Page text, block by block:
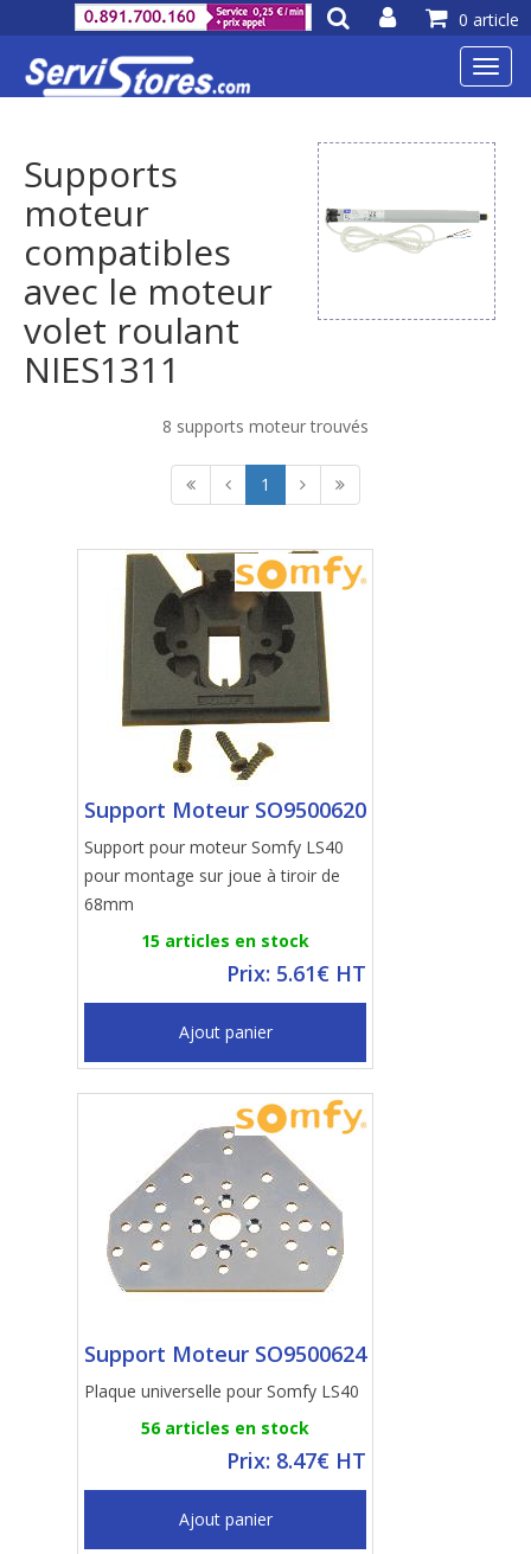
Supports
moteur
compatibles
avec le moteur
volet roulant
NIES1311
8 supports moteur trouvés
1
Support Moteur SO9500620
Support pour moteur Somfy LS40
pour montage sur joue à tiroir de
68mm
15 articles en stock
Prix: 5.61€ HT
Ajout panier
Support Moteur SO9500624
Plaque universelle pour Somfy LS40
56 articles en stock
Prix: 8.47€ HT
Ajout panier
0 article